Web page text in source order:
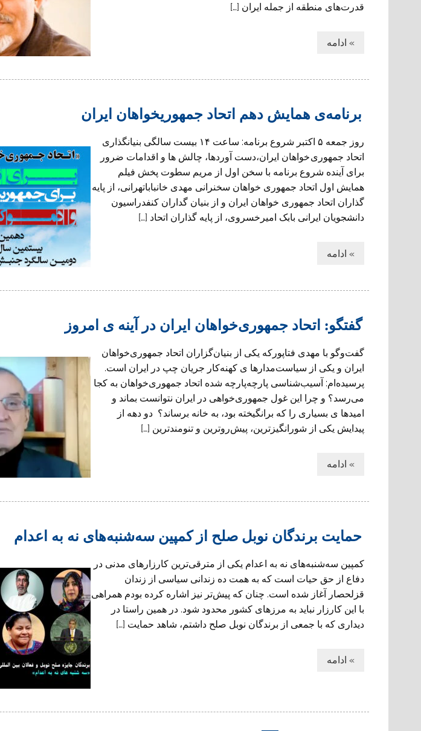
قدرت‌های منطقه از جمله ایران […]
» ادامه
برنامه‌ی همایش دهم اتحاد جمهوریخواهان ایران
روز جمعه ۵ اکتبر شروع برنامه: ساعت ۱۴ بيست سالگی بنيانگذاری
اتحاد جمهوری خواهان ايران،دست آوردها، چالش ها و اقدامات ضرور
برای آینده شروع برنامه با سخن اول از مریم سطوت پخش فیلم
همایش اول اتحاد جمهوری خواهان سخنرانی مهدی خانباباتهرانی، از پایه
گذاران اتحاد جمهوری خواهان ایران و از بنیان گداران کنفدراسیون
دانشجویان ایرانی بابک امیرخسروی، از پایه گذاران اتحاد […]
» ادامه
گفتگو: اتحاد جمهوری‌خواهان ایران در آینه ی امروز
گفت‌وگو با مهدی فتاپورکه یکی از بنیان‌گزاران اتحاد جمهوری‌خواهان
ایران و یکی از سیاست‌مدارها ی کهنه‌کار جریان چپ در ایران است.
پرسیده‌ام: آسیب‌شناسی پارچه‌پارچه شده اتحاد جمهوری‌خواهان به کجا
می‌رسد؟ و چرا این غول جمهوری‌خواهی در ایران نتوانست بماند و
امیدها ی بسیاری را که برانگیخته بود، به خانه برساند؟ دو دهه از
پیدایش یکی از شورانگیزترین، پیش‌روترین و تنومندترین […]
» ادامه
حمایت برندگان نوبل صلح از کمپین سه‌شنبه‌های نه به اعدام
کمپین سه‌شنبه‌های نه به اعدام یکی از مترقی‌ترین کارزارهای مدنی در
دفاع از حق حیات است که به همت ده زندانی سیاسی از زندان
قزلحصار آغاز شده است. چنان که پیش‌تر نیز اشاره کرده بودم همراهی
با این کارزار نباید به مرزهای کشور محدود شود. در همین راستا در
دیداری که با جمعی از برندگان نوبل صلح داشتم، شاهد حمایت […]
» ادامه